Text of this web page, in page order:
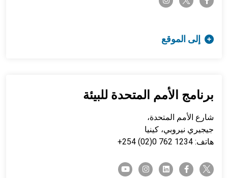
إلى الموقع
برنامج الأمم المتحدة للبيئة
شارع الأمم المتحدة،
جيجيري نيروبي، كينيا
هاتف: 1234 762 0(02) 254+
twitter-x
facebook-f
linkedin
instagram
youtube